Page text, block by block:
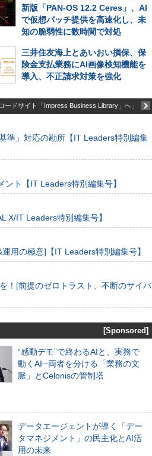
新版「PAN-OS 12.2 Ceres」、AI
で仮想パッチ提供を高速化し、未
知の脆弱性に数時間で対処
三井住友海上とあいおい損保、保
険金支払業務にAI画像検知機能を
導入、不正請求対策を強化
ードサイト「Impress Business Library」へ」
準」対応の勘所【IT Leaders特別編集
ト【IT Leaders特別編集号】
X/IT Leaders特別編集号】
用の極意]【IT Leaders特別編集号】
！[前提のゼロトラスト、不断のサイバ
[Sponsored]
“感動デモ”で終わるAIと、実務で
動くAI─両者を分ける「業務の文
脈」とCelonisの管制塔
データエージェントが導く「デー
タマネジメント」の民主化とAI活
用の未来